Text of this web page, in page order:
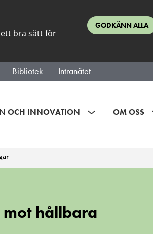
bra sätt för
GODKÄNN ALLA
Bibliotek Intranätet
OCH INNOVATION OM OSS
hållbara